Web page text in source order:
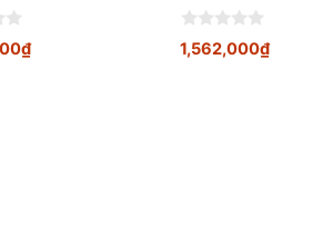
₫
0
n
1,562,000₫